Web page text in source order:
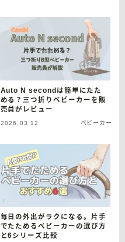
Auto N secondは簡単にたた
める？三つ折りベビーカーを販
売員がレビュー
2026.03.12 ベビーカー
毎日の外出がラクになる。片手
でたためるベビーカーの選び方
と6シリーズ比較